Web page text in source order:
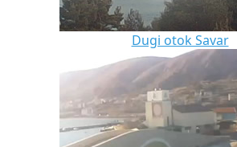
Dugi otok Savar